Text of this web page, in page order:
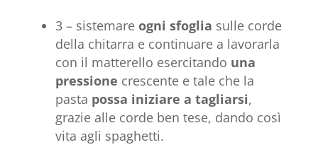
3 – sistemareogni sfoglia sulle corde
della chitarra e continuare a lavorarla
con il matterello esercitando una
pressione crescente e tale che la
pasta possa iniziare a tagliarsi,
grazie alle corde ben tese, dando così
vita agli spaghetti.